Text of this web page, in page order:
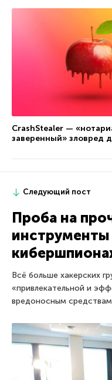
CrashStealer —
заверенный» зловред
Следующий пост
Проба на
инструменты
Всё больше хакерских
«привлекательной и
вредоносным